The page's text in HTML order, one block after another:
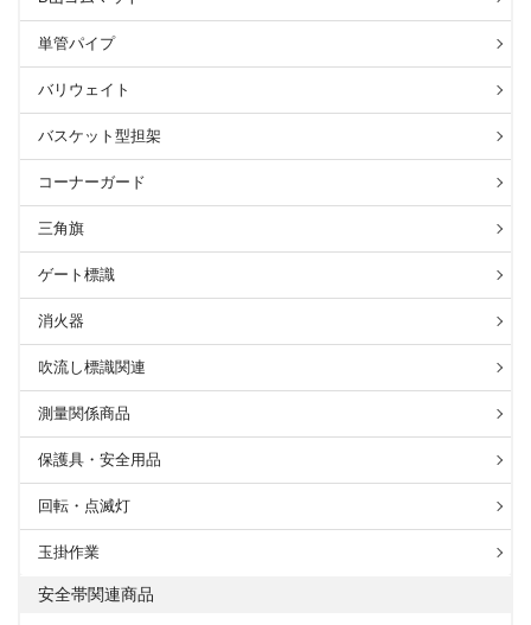
単管パイプ
バリウェイト
バスケット型担架
コーナーガード
三角旗
ゲート標識
消火器
吹流し標識関連
測量関係商品
保護具・安全用品
回転・点滅灯
玉掛作業
安全帯関連商品